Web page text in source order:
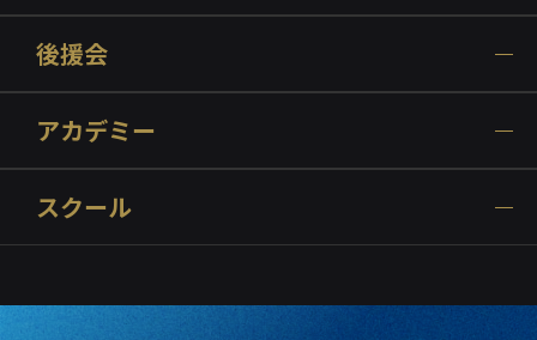
後援会
アカデミー
スクール